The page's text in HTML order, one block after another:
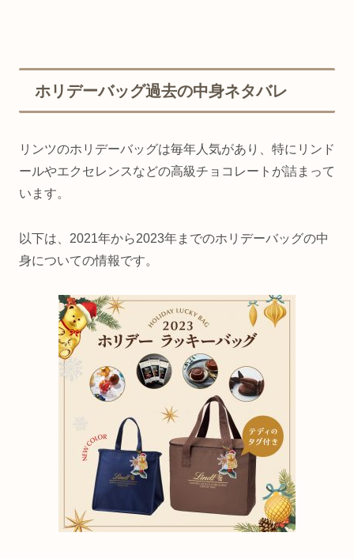
ホリデーバッグ過去の中身ネタバレ
リンツのホリデーバッグは毎年人気があり、特にリンド
ールやエクセレンスなどの高級チョコレートが詰まって
います。
以下は、2021年から2023年までのホリデーバッグの中
身についての情報です。